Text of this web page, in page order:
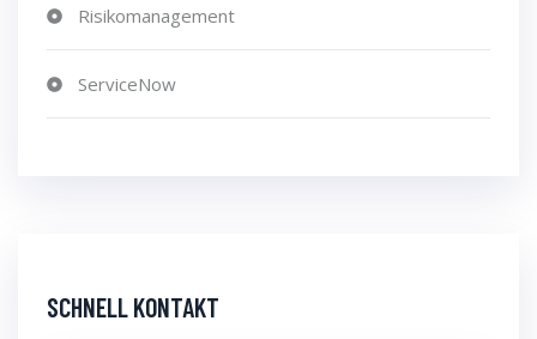
Risikomanagement
ServiceNow
SCHNELL KONTAKT